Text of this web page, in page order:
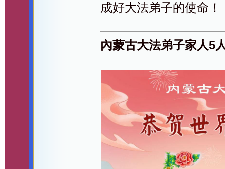
成好大法弟子的使命！
內蒙古大法弟子家人5